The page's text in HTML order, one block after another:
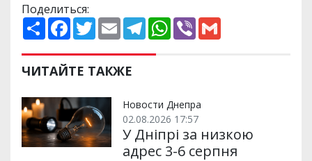
Поделиться:
П
о
и
р
и
и
F
a
e
b
o
k
T
w
t
t
e
E
m
i
l
T
e
e
m
W
h
p
V
ЧИТАЙТЕ ТАКЖЕ
Новости Днепра
02.08.2026 17:57
У Дніпрі за низкою
адрес 3-6 серпня